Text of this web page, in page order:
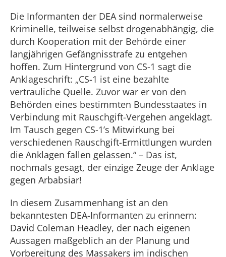
Die Informanten der DEA sind normalerweise
Kriminelle, teilweise selbst drogenabhängig, die
durch Kooperation mit der Behörde einer
langjährigen Gefängnisstrafe zu entgehen
hoffen. Zum Hintergrund von CS-1 sagt die
Anklageschrift: „CS-1 ist eine bezahlte
vertrauliche Quelle. Zuvor war er von den
Behörden eines bestimmten Bundesstaates in
Verbindung mit Rauschgift-Vergehen angeklagt.
Im Tausch gegen CS-1’s Mitwirkung bei
verschiedenen Rauschgift-Ermittlungen wurden
die Anklagen fallen gelassen.“ – Das ist,
nochmals gesagt, der einzige Zeuge der Anklage
gegen Arbabsiar!
In diesem Zusammenhang ist an den
bekanntesten DEA-Informanten zu erinnern:
David Coleman Headley, der nach eigenen
Aussagen maßgeblich an der Planung und
Vorbereitung des Massakers im indischen